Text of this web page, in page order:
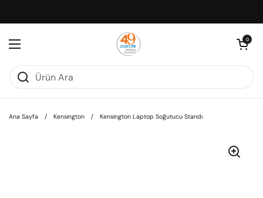
Menüyü aç
Sepeti aç
0
Ana Sayfa / Kensington / Kensington Laptop Soğutucu Standı